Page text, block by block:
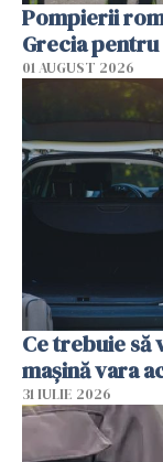
Pompierii
Grecia
01 AUGUST 2026
Ce trebuie să
mașină vara
31 IULIE 2026